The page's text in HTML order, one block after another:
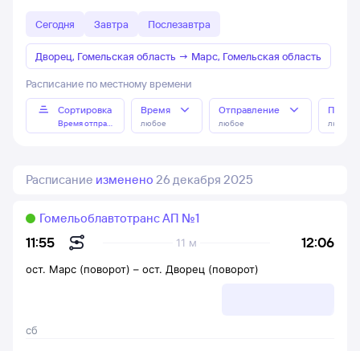
Сегодня Завтра Послезавтра
Дворец, Гомельская область → Марс, Гомельская область
Расписание по местному времени
Сортировка
Время отправления
Время
любое
Отправление
любое любое
Расписание изменено 26 декабря 2025
11:55 12:06
11 м
Гомельоблавтотранс АП №1
сб
ост. Марс (поворот) – ост. Дворец (поворот)